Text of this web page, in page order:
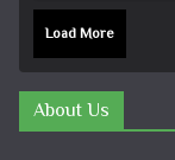
Load More
About Us